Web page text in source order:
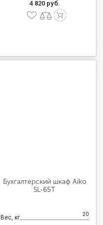
4 820 руб.
Бухгалтерский шкаф Aiko
SL-65Т
Вес, кг 20